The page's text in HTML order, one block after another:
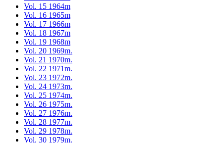
Vol. 15 1964m
Vol. 16 1965m
Vol. 17 1966m
Vol. 18 1967m
Vol. 19 1968m
Vol. 20 1969m.
Vol. 21 1970m.
Vol. 22 1971m.
Vol. 23 1972m.
Vol. 24 1973m.
Vol. 25 1974m.
Vol. 26 1975m.
Vol. 27 1976m.
Vol. 28 1977m.
Vol. 29 1978m.
Vol. 30 1979m.